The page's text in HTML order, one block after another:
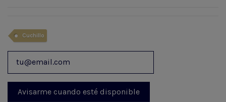
Cuchillo